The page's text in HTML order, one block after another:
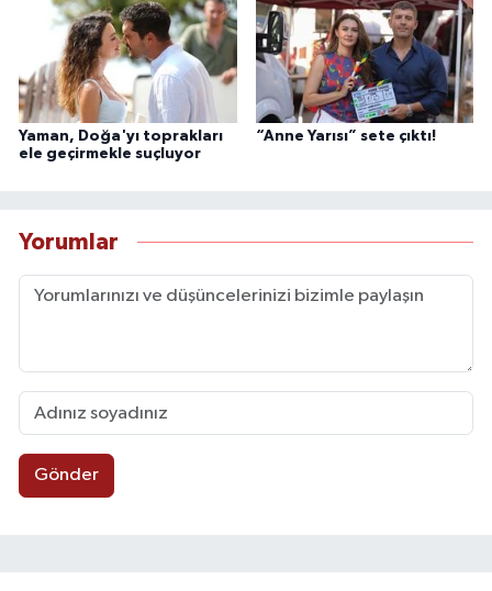
Yaman, Doğa'yı toprakları
ele geçirmekle suçluyor
“Anne Yarısı” sete çıktı!
Yorumlar
Gönder